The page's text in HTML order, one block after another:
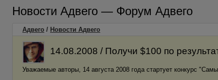
Новости Адвего — Форум Адвего
Адвего / Новости Адвего
14.08.2008 / Получи $100 по
Уважаемые авторы, 14 августа 2008 года стартует конкурс